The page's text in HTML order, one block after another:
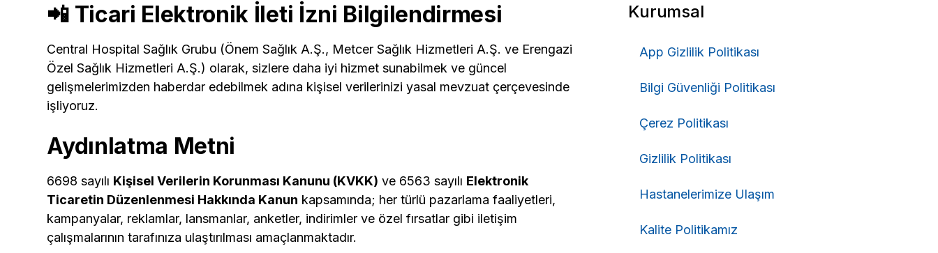
📲 Ticari Elektronik İleti İzni Bilgilendirmesi
Central Hospital Sağlık Grubu (Önem Sağlık A.Ş., Metcer Sağlık Hizmetleri A.Ş. ve Erengazi
Özel Sağlık Hizmetleri A.Ş.) olarak, sizlere daha iyi hizmet sunabilmek ve güncel
gelişmelerimizden haberdar edebilmek adına kişisel verilerinizi yasal mevzuat çerçevesinde
işliyoruz.
Aydınlatma Metni
6698 sayılı Kişisel Verilerin Korunması Kanunu (KVKK) ve 6563 sayılı Elektronik
Ticaretin Düzenlenmesi Hakkında Kanun kapsamında; her türlü pazarlama faaliyetleri,
kampanyalar, reklamlar, lansmanlar, anketler, indirimler ve özel fırsatlar gibi iletişim
çalışmalarının tarafınıza ulaştırılması amaçlanmaktadır.
Kurumsal
App Gizlilik Politikası
Bilgi Güvenliği Politikası
Çerez Politikası
Gizlilik Politikası
Hastanelerimize Ulaşım
Kalite Politikamız